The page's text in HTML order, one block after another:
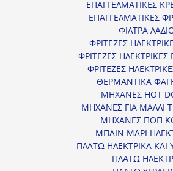
ΕΠΑΓΓΕΛΜΑΤΙΚΕΣ
ΕΠΑΓΓΕΛΜΑΤΙΚΕΣ
ΦΙΛΤΡΑ
ΦΡΙΤΕΖΕΣ
ΦΡΙΤΕΖΕΣ ΗΛΕΚΤΡΙΚΕΣ
ΦΡΙΤΕΖΕΣ
ΘΕΡΜΑΝΤΙΚΑ
ΜΗΧΑΝΕΣ HOT
ΜΗΧΑΝΕΣ ΓΙΑ ΜΑΛΛΙ
ΜΗΧΑΝΕΣ ΠΟΠ
ΜΠΑΙΝ ΜΑΡΙ
ΠΛΑΤΩ ΗΛΕΚΤΡΙΚΑ ΚΑΙ
ΠΛΑΤΩ